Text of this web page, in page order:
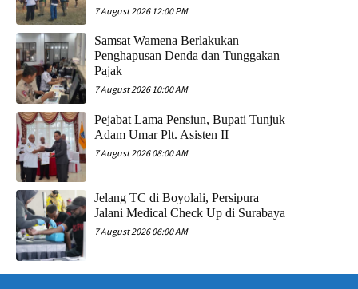
7 August 2026 12:00 PM
Samsat Wamena Berlakukan
Penghapusan Denda dan Tunggakan
Pajak
7 August 2026 10:00 AM
Pejabat Lama Pensiun, Bupati Tunjuk
Adam Umar Plt. Asisten II
7 August 2026 08:00 AM
Jelang TC di Boyolali, Persipura
Jalani Medical Check Up di Surabaya
7 August 2026 06:00 AM